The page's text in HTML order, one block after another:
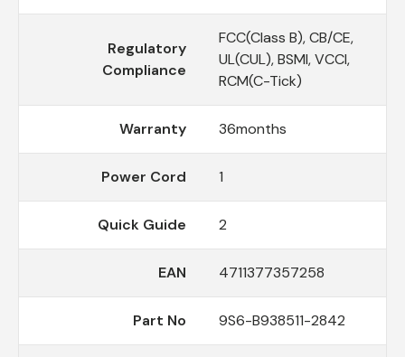
Regulatory
Compliance
FCC(Class B), CB/CE,
UL(CUL), BSMI, VCCI,
RCM(C-Tick)
Warranty 36months
Power Cord 1
Quick Guide 2
EAN 4711377357258
Part No 9S6-B938511-2842